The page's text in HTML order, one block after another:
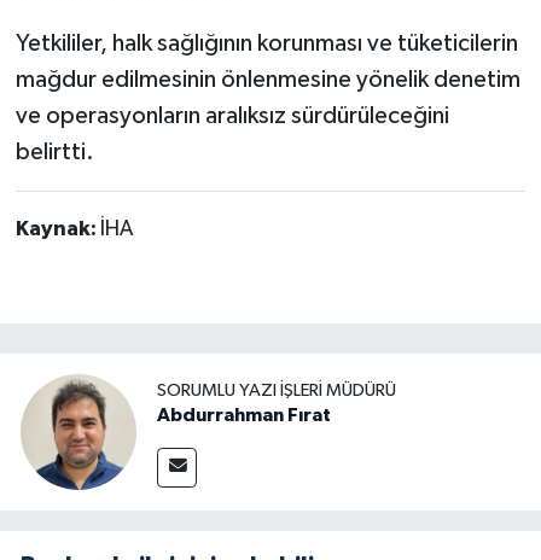
Yetkililer, halk sağlığının korunması ve tüketicilerin
mağdur edilmesinin önlenmesine yönelik denetim
ve operasyonların aralıksız sürdürüleceğini
belirtti.
Kaynak: İHA
SORUMLU YAZI İŞLERI MÜDÜRÜ
Abdurrahman Fırat